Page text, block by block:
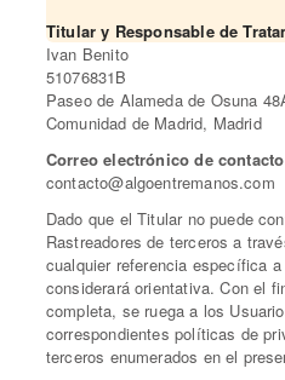
Titular y Responsable de
Ivan Benito
51076831B
Paseo de Alameda de Osuna
Comunidad de Madrid, Madrid
Correo electrónico de
contacto@algoentremanos.com
Dado que el Titular no puede
Rastreadores de terceros a
cualquier referencia específica
considerará orientativa. Con el
completa, se ruega a los
correspondientes políticas de
terceros enumerados en el